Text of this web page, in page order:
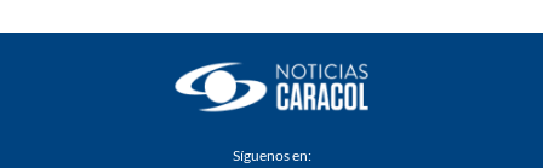
Síguenos en: